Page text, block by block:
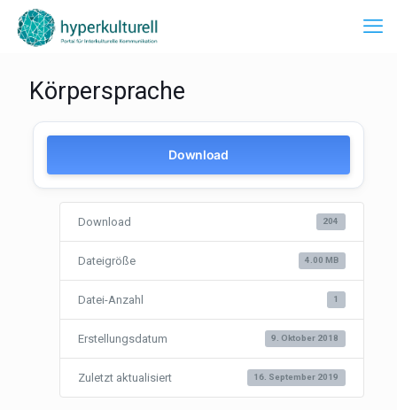
Körpersprache
Download
Download 204
Dateigröße 4.00 MB
Datei-Anzahl 1
Erstellungsdatum 9. Oktober 2018
Zuletzt aktualisiert 16. September 2019